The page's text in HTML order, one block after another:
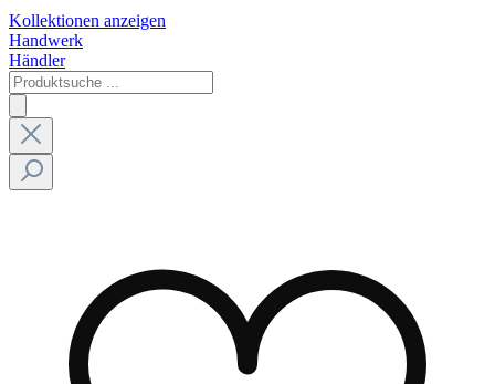
Kollektionen anzeigen
Handwerk
Händler